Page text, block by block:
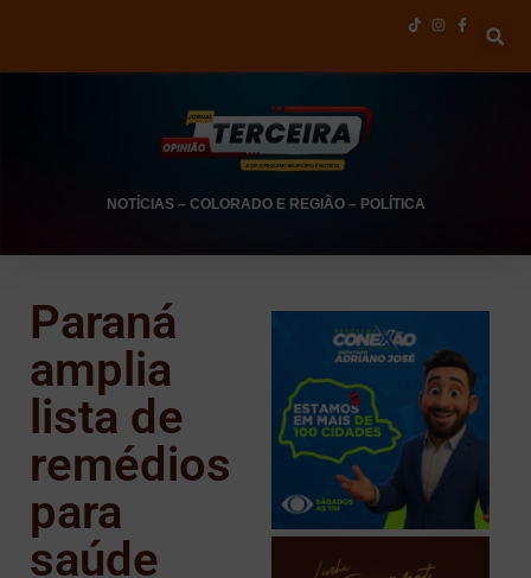
NOTÍCIAS– COLORADO E REGIÃO– POLÍTICA
Paraná
amplia
lista de
remédios
para
saúde